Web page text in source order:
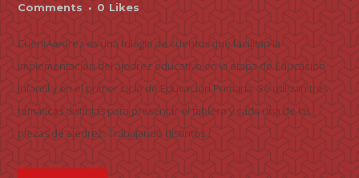
Comments
0 Likes
CuentAjedrez es una trilogía de cuentos que facilitan la
implementación del ajedrez educativo en la etapa de Educación
Infantil y en el primer ciclo de Educación Primaria. Se utilizan tres
temáticas distintas para presentar el tablero y cada una de las
piezas de ajedrez. Trabajando distintos...